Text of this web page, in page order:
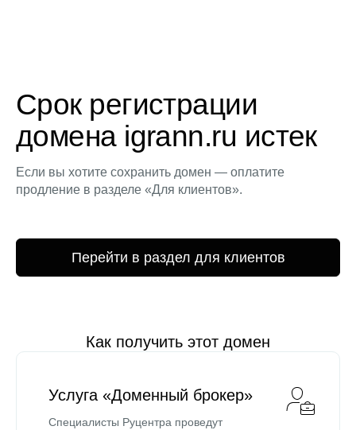
Срок регистрации
домена igrann.ru истек
Если вы хотите сохранить домен — оплатите
продление в разделе «Для клиентов».
Перейти в раздел для клиентов
Как получить этот домен
Услуга «Доменный брокер»
Специалисты Руцентра проведут